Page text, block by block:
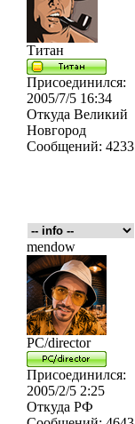
Титан
Присоединился:
2005/7/5 16:34
Откуда Великий
Новгород
Сообщений: 4233
mendow
PC/director
Присоединился:
2005/2/5 2:25
Откуда РФ